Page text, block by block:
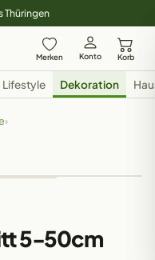
Thüringen
Merken Konto Korb
Lifestyle Dekoration
›
5-50cm